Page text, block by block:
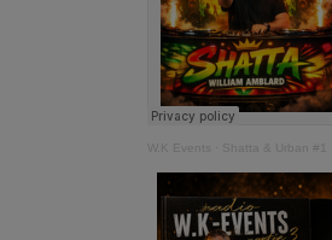
W.K Events Shatta & Urban #1